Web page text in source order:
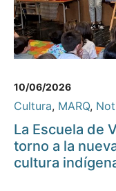
10/06/2026
Cultura, MARQ,
La Escuela de
torno a la
cultura